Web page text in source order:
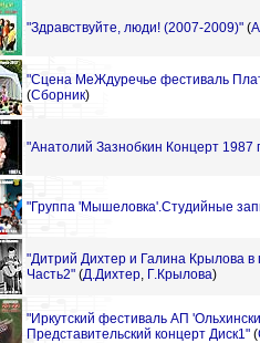
"Здравствуйте, люди! (2007-2009)" (
"Сцена МеЖдуречье фестиваль
(Сборник)
"Анатолий Зазнобкин Концерт 1987
"Группа 'Мышеловка'.Студийные
"Дитрий Дихтер и Галина Крылова в
Часть2" (Д.Дихтер, Г.Крылова)
"Иркутский фестиваль АП
Представительский концерт Диск1" (